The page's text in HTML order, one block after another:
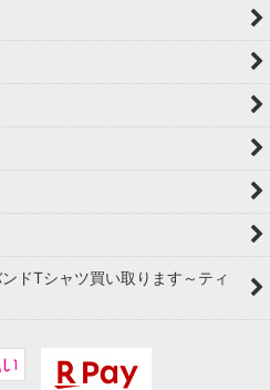
ドTシャツ買い取ります～ティ